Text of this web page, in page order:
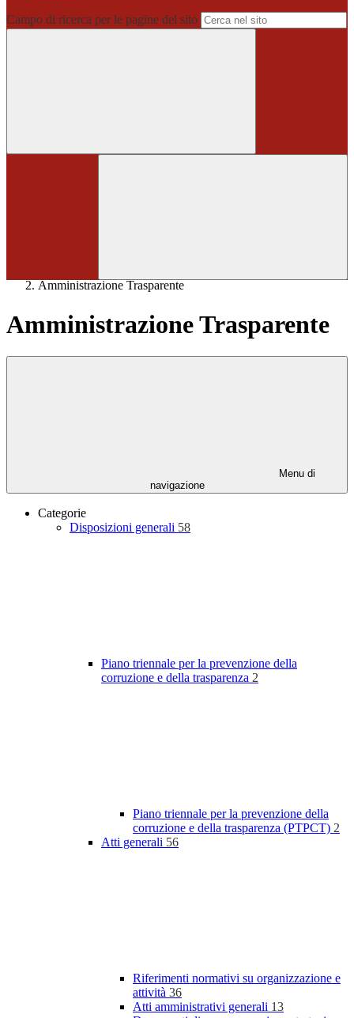
Campo di ricerca per le pagine del sito
Amministrazione Trasparente
Amministrazione Trasparente
Menu di
navigazione
Categorie
Disposizioni generali 58
Piano triennale per la prevenzione della
corruzione e della trasparenza 2
Piano triennale per la prevenzione della
corruzione e della trasparenza (PTPCT) 2
Atti generali 56
Riferimenti normativi su organizzazione e
attività 36
Atti amministrativi generali 13